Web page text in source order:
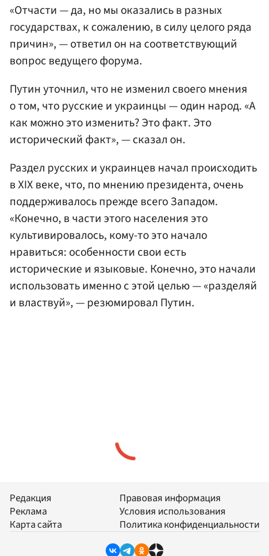
«Отчасти — да, но мы оказались в разных
государствах, к сожалению, в силу целого ряда
причин», — ответил он на соответствующий
вопрос ведущего форума.
Путин уточнил, что не изменил своего мнения
о том, что русские и украинцы — один народ. «А
как можно это изменить? Это факт. Это
исторический факт», — сказал он.
Раздел русских и украинцев начал происходить
в XIX веке, что, по мнению президента, очень
поддерживалось прежде всего Западом.
«Конечно, в части этого населения это
культивировалось, кому-то это начало
нравиться: особенности свои есть
исторические и языковые. Конечно, это начали
использовать именно с этой целью — «разделяй
и властвуй», — резюмировал Путин.
Редакция
Реклама
Карта сайта
Правовая информация
Условия использования
Политика конфиденциальности